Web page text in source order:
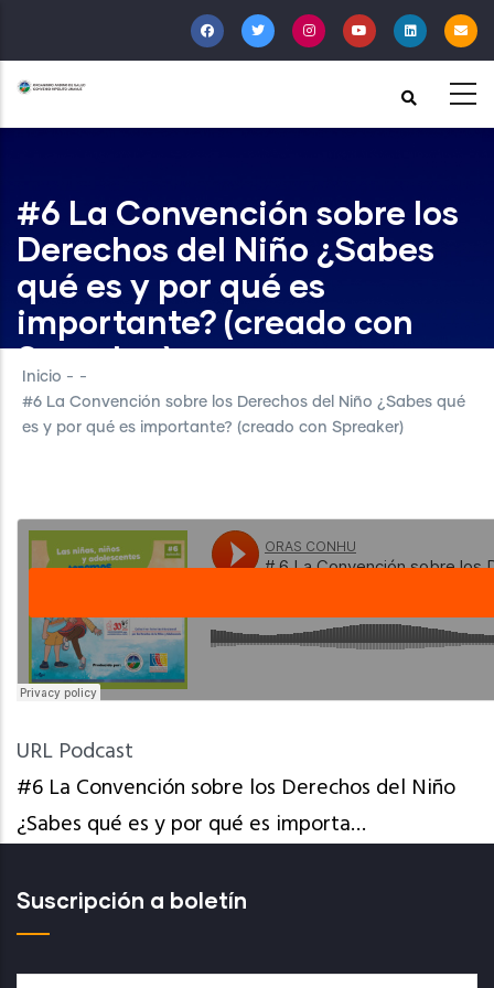
al
contenido
principal
#6 La Convención sobre los
Derechos del Niño ¿Sabes
qué es y por qué es
importante? (creado con
Spreaker)
Inicio - -
#6 La Convención sobre los Derechos del Niño ¿Sabes qué
es y por qué es importante? (creado con Spreaker)
URL Podcast
#6 La Convención sobre los Derechos del Niño
¿Sabes qué es y por qué es importa…
Suscripción a boletín